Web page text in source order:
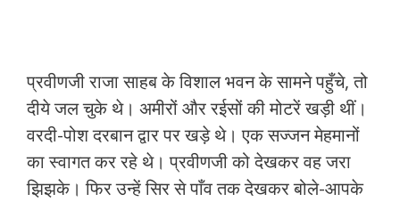
प्रवीणजी राजा साहब के विशाल भवन के सामने पहुँचे, तो
दीये जल चुके थे। अमीरों और रईसों की मोटरें खड़ी थीं।
वरदी-पोश दरबान द्वार पर खड़े थे। एक सज्जन मेहमानों
का स्वागत कर रहे थे। प्रवीणजी को देखकर वह जरा
झिझके। फिर उन्हें सिर से पाँव तक देखकर बोले-आपके